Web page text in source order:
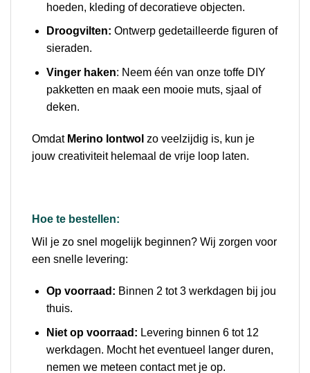
hoeden, kleding of decoratieve objecten.
Droogvilten: Ontwerp gedetailleerde figuren of
sieraden.
Vinger haken: Neem één van onze toffe DIY
pakketten en maak een mooie muts, sjaal of
deken.
Omdat Merino lontwol zo veelzijdig is, kun je
jouw creativiteit helemaal de vrije loop laten.
Hoe te bestellen:
Wil je zo snel mogelijk beginnen? Wij zorgen voor
een snelle levering:
Op voorraad: Binnen 2 tot 3 werkdagen bij jou
thuis.
Niet op voorraad: Levering binnen 6 tot 12
werkdagen. Mocht het eventueel langer duren,
nemen we meteen contact met je op.